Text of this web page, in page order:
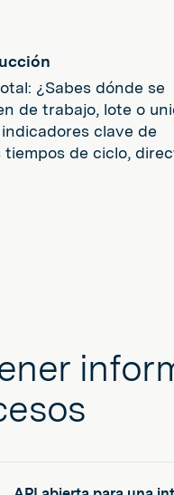
¿Sabes dónde se
de trabajo, lote o
clave de
tiempos de ciclo,